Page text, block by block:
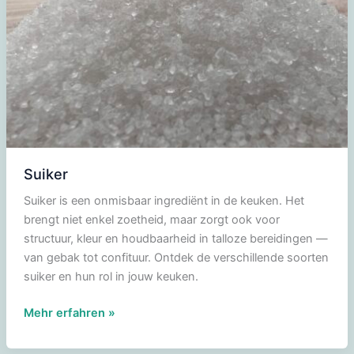
(54,5%)
Suiker
Suiker is een onmisbaar ingrediënt in de keuken. Het
brengt niet enkel zoetheid, maar zorgt ook voor
structuur, kleur en houdbaarheid in talloze bereidingen —
van gebak tot confituur. Ontdek de verschillende soorten
suiker en hun rol in jouw keuken.
Suiker
Mehr erfahren »